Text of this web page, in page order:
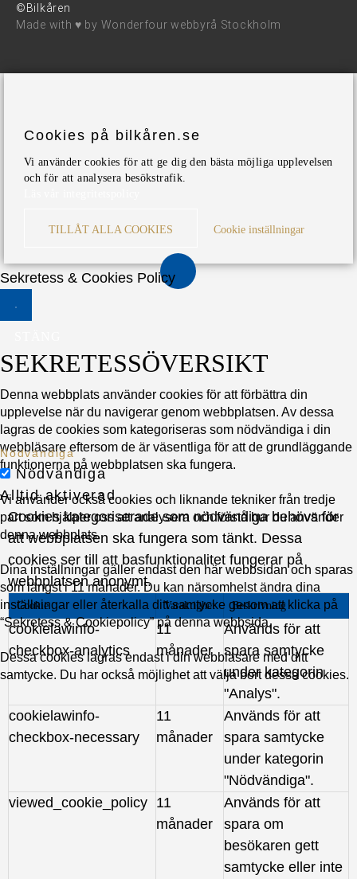
©Bilkåren
Made with ♥ by Wonderfour webbyrå Stockholm
Cookies på bilkåren.se
Vi använder cookies för att ge dig den bästa möjliga upplevelsen
och för att analysera besökstrafik.
TILLÅT ALLA COOKIES Cookie inställningar
Sekretess & Cookies Policy
SEKRETESSÖVERSIKT
Denna webbplats använder cookies för att förbättra din
upplevelse när du navigerar genom webbplatsen. Av dessa
lagras de cookies som kategoriseras som nödvändiga i din
webbläsare eftersom de är väsentliga för att de grundläggande
funktionerna på webbplatsen ska fungera.
Vi använder också cookies och liknande tekniker från tredje
part som hjälper oss att analysera och förstå hur du använder
denna webbplats.
Dina inställningar gäller endast den här webbsidan och sparas
som längst i 11 månader. Du kan närsomhelst ändra dina
inställningar eller återkalla ditt samtycke genom att klicka på
“Sekretess & Cookiepolicy” på denna webbsida.
Dessa cookies lagras endast i din webbläsare med ditt
samtycke. Du har också möjlighet att välja bort dessa cookies.
Nödvändiga
Nödvändiga
Alltid aktiverad
Cookies kategoriserade som nödvändiga behövs för
att webbplatsen ska fungera som tänkt. Dessa
cookies ser till att basfunktionalitet fungerar på
webbplatsen anonymt.
Cookie Varaktighet Beskrivning
cookielawinfo-
checkbox-analytics
11
månader
Används för att
spara samtycke
under kategorin
"Analys".
cookielawinfo-
checkbox-necessary
11
månader
Används för att
spara samtycke
under kategorin
"Nödvändiga".
viewed_cookie_policy 11
månader
Används för att
spara om
besökaren gett
samtycke eller inte